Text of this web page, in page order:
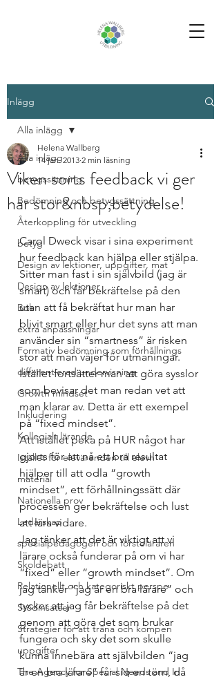
Inlägg
Alla inlägg
betygssättning
Bedömning och betygssättning
Återkoppling för utveckling
betyg
Design av lektioner, uppgifter, mat
Design av lektioner
Bok
extra anpassningar
Formativ bedömning som förhållnings
differentierad undervisning
Growth mindset
Inkludering
Kollegialt lärande
Istället för elevärenden till elevh
material
Nationella prov
Ledarskap
specialpedagogen och försteläraren
Skoldebatt
Relationellt och kategoriskt perspe
Stödinsatser
Strategier för att träna och kompen
uppgifter
The Agency for Special Needs and In
Alla inlägg
Viken sorts feedback vi ger
har stor&nbsp;betydelse!
Helena Wallberg
14 jan. 2013 2 min läsning
Carol Dweck visar i sina experiment
hur feedback kan hjälpa eller stjälpa.
Sitter man fast i sin självbild (jag är
smart) och får bekräftelse på den
utan att få bekräftat hur man har
blivit smart eller hur det syns att man
använder sin “smartness” är risken
stor att man väjer för utmaningar.
Istället fortsätter man att göra sysslor
som bevisar det man redan vet att
man klarar av. Detta är ett exempel
på “fixed mindset”.
Att istället peka på HUR något har
gjorts för att nå ett bra resultat
hjälper till att odla “growth
mindset”, ett förhållningssätt där
processen ger bekräftelse och lust
att lära vidare.
Jag tänker att det är viktigt att vi
lärare också funderar på om vi har
“fixed” eller “growth mindset”. Om
jag tänker “jag är en bra lärare” och
tycker att jag får bekräftelse på det
genom att göra det som brukar
fungera och sky det som skulle
kunna innebära att självbilden “jag
är en bra lärare” får sig en törn, då